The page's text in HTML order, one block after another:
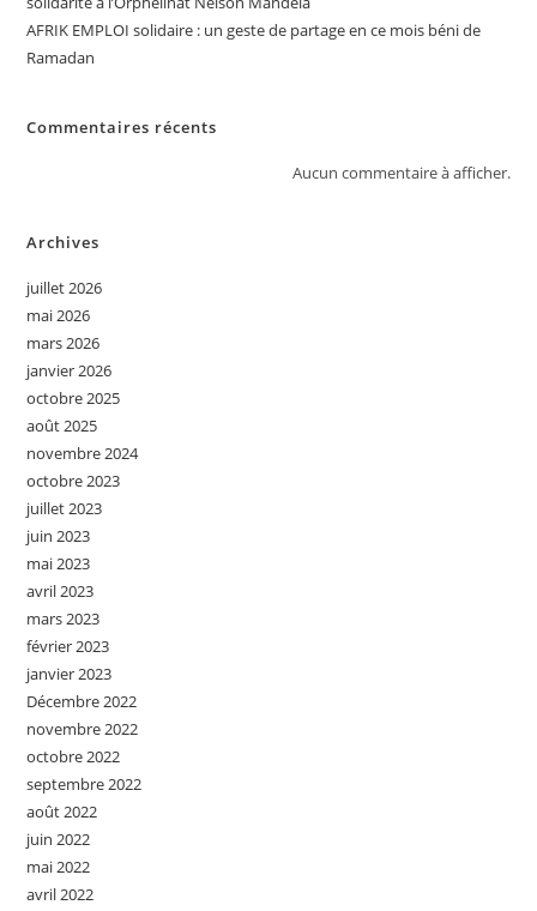
AFRIK EMPLOI solidaire : un geste de partage en ce mois béni de
Ramadan
Commentaires récents
Aucun commentaire à afficher.
Archives
juillet 2026
mai 2026
mars 2026
janvier 2026
octobre 2025
août 2025
novembre 2024
octobre 2023
juillet 2023
juin 2023
mai 2023
avril 2023
mars 2023
février 2023
janvier 2023
Décembre 2022
novembre 2022
octobre 2022
septembre 2022
août 2022
juin 2022
mai 2022
avril 2022